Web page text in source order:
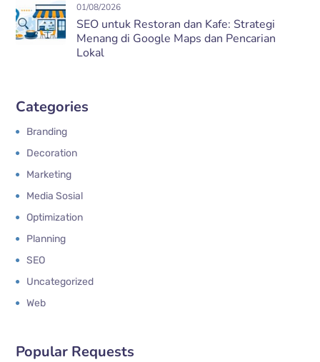
01/08/2026
SEO untuk Restoran dan Kafe: Strategi
Menang di Google Maps dan Pencarian
Lokal
Categories
Branding
Decoration
Marketing
Media Sosial
Optimization
Planning
SEO
Uncategorized
Web
Popular Requests